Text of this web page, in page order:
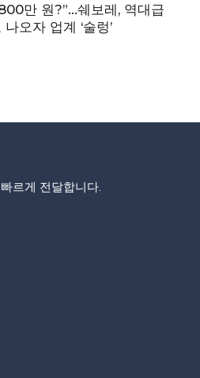
만 원?”…쉐보레, 역대급
오자 업계 ‘술렁’
르게 전달합니다.